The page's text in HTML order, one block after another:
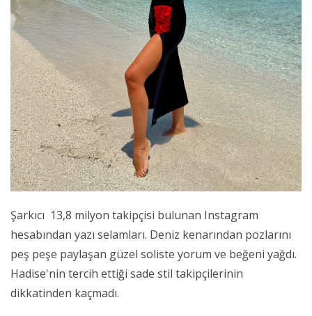
Şarkıcı 13,8 milyon takipçisi bulunan Instagram
hesabından yazı selamları. Deniz kenarından pozlarını
peş peşe paylaşan güzel soliste yorum ve beğeni yağdı.
Hadise'nin tercih ettiği sade stil takipçilerinin
dikkatinden kaçmadı.